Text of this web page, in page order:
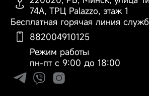
любыми задачами - от
ковров до уборки в
Время автономной
работы
До 40
Максимальная
мощность
всасывания, кПа
18
заказа, доставки и
74А, ТРЦ Palazzo, этаж 1
Бесплатная горячая линия
882004910125
Режим работы
пн-пт с 9:00 до 18:00